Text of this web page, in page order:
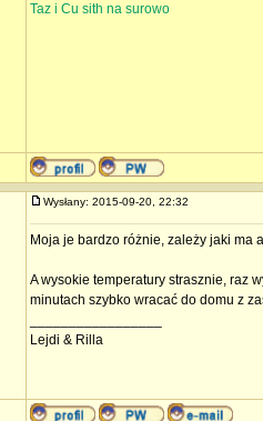
Taz i Cu sith na surowo
Wysłany: 2015-09-20, 22:32
Moja je bardzo różnie, zależy jaki ma
A wysokie temperatury strasznie, raz
minutach szybko wracać do domu z
Lejdi & Rilla